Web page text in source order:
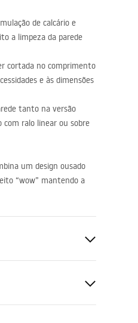
de calcário e
a limpeza da parede
cortada no comprimento
e às dimensões
tanto na versão
ralo linear ou sobre
um design ousado
“wow” mantendo a